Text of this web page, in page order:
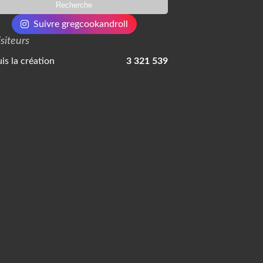
Suivre gregcookandroll
la création 3 321 539